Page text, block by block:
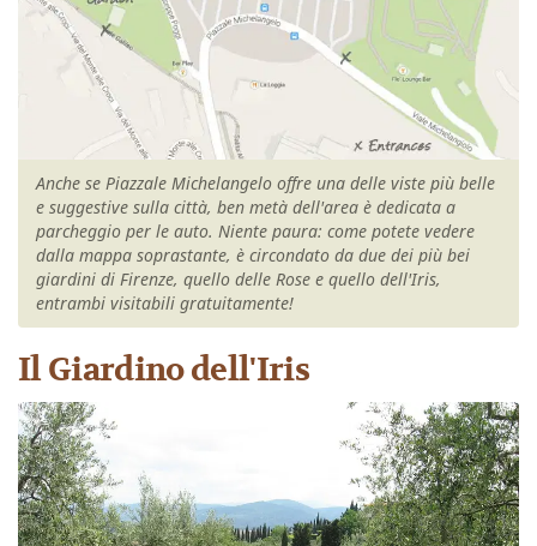
Anche se Piazzale Michelangelo offre una delle viste più belle
e suggestive sulla città, ben metà dell'area è dedicata a
parcheggio per le auto. Niente paura: come potete vedere
dalla mappa soprastante, è circondato da due dei più bei
giardini di Firenze, quello delle Rose e quello dell'Iris,
entrambi visitabili gratuitamente!
Il Giardino dell'Iris